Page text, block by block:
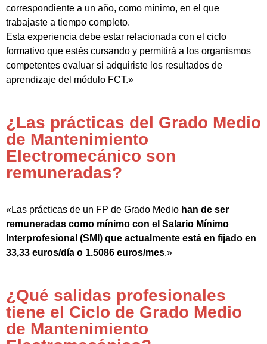
correspondiente a un año, como mínimo, en el que
trabajaste a tiempo completo.
Esta experiencia debe estar relacionada con el ciclo
formativo que estés cursando y permitirá a los organismos
competentes evaluar si adquiriste los resultados de
aprendizaje del módulo FCT.»
¿Las prácticas del Grado Medio
de Mantenimiento
Electromecánico son
remuneradas?
«Las prácticas de un FP de Grado Medio han de ser
remuneradas como mínimo con el Salario Mínimo
Interprofesional (SMI) que actualmente está en fijado en
33,33 euros/día o 1.5086 euros/mes.»
¿Qué salidas profesionales
tiene el Ciclo de Grado Medio
de Mantenimiento